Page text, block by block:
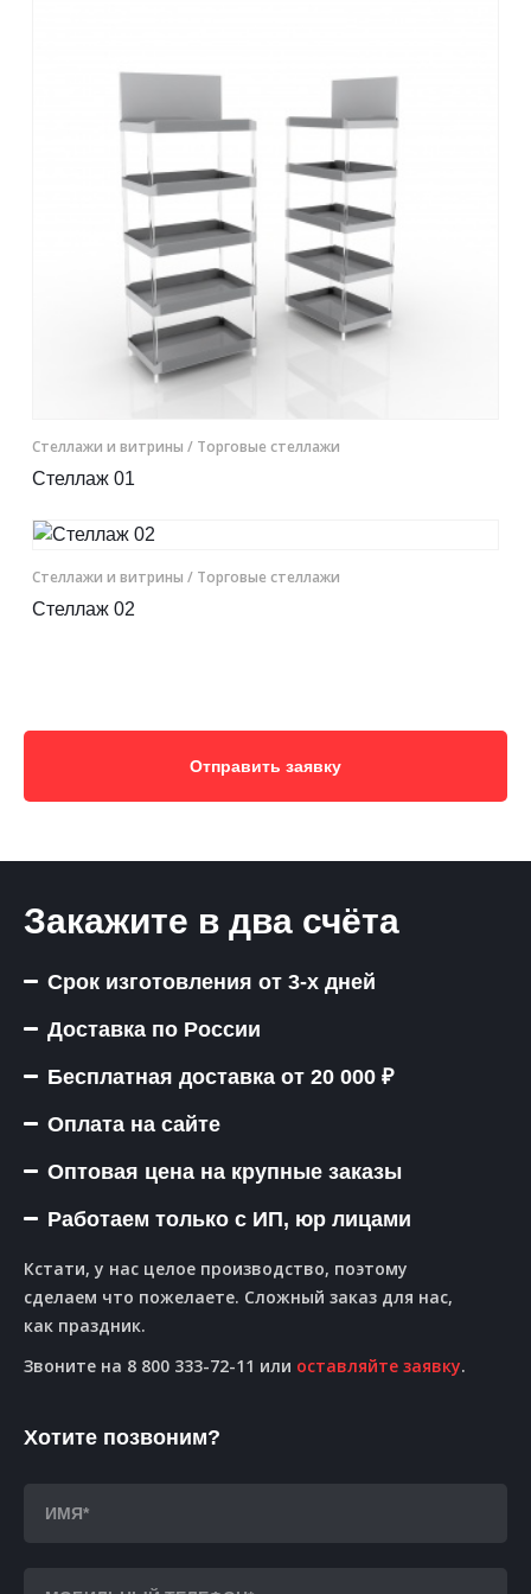
Отправить заявку
8 800 333-72-11
region@plastikam.ru
Cтеллажи и витрины / Торговые стеллажи
Стеллаж 01
Cтеллажи и витрины / Торговые стеллажи
Стеллаж 02
Отправить заявку
Закажите в два счёта
Срок изготовления от 3-х дней
Доставка по России
Бесплатная доставка от 20 000 ₽
Оплата на сайте
Оптовая цена на крупные заказы
Работаем только с ИП, юр лицами
Кстати, у нас целое производство, поэтому
сделаем что пожелаете. Сложный заказ для нас,
как праздник.
Звоните на 8 800 333-72-11 или оставляйте заявку.
Хотите позвоним?